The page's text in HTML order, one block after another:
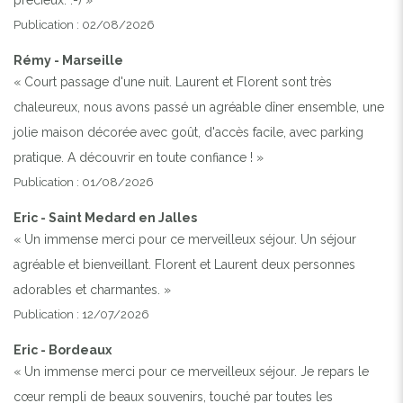
Publication : 02/08/2026
Rémy - Marseille
« Court passage d'une nuit. Laurent et Florent sont très
chaleureux, nous avons passé un agréable dîner ensemble, une
jolie maison décorée avec goût, d'accès facile, avec parking
pratique. A découvrir en toute confiance ! »
Publication : 01/08/2026
Eric - Saint Medard en Jalles
« Un immense merci pour ce merveilleux séjour. Un séjour
agréable et bienveillant. Florent et Laurent deux personnes
adorables et charmantes. »
Publication : 12/07/2026
Eric - Bordeaux
« Un immense merci pour ce merveilleux séjour. Je repars le
cœur rempli de beaux souvenirs, touché par toutes les